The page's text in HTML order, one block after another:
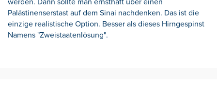
Palästinenserstast auf dem Sinai nachdenken. Das ist die
einzige realistische Option. Besser als dieses Hirngespinst
Namens "Zweistaatenlösung".